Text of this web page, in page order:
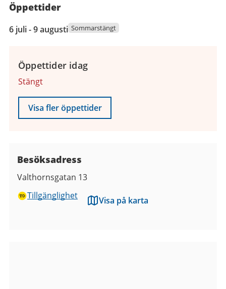
Öppettider
6
juli
augusti
2026
6 juli - 9 augusti Sommarstängt
Öppettider idag
Stängt
Visa fler öppettider
Besöksadress
Valthornsgatan 13
Tillgänglighet
Visa på karta